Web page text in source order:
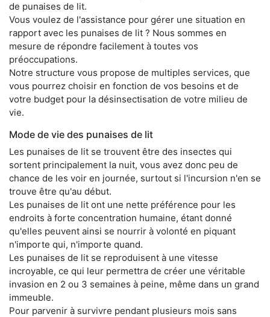
de punaises de lit.
Vous voulez de l'assistance pour gérer une situation en
rapport avec les punaises de lit ? Nous sommes en
mesure de répondre facilement à toutes vos
préoccupations.
Notre structure vous propose de multiples services, que
vous pourrez choisir en fonction de vos besoins et de
votre budget pour la désinsectisation de votre milieu de
vie.
Mode de vie des punaises de lit
Les punaises de lit se trouvent être des insectes qui
sortent principalement la nuit, vous avez donc peu de
chance de les voir en journée, surtout si l'incursion n'en se
trouve être qu'au début.
Les punaises de lit ont une nette préférence pour les
endroits à forte concentration humaine, étant donné
qu'elles peuvent ainsi se nourrir à volonté en piquant
n'importe qui, n'importe quand.
Les punaises de lit se reproduisent à une vitesse
incroyable, ce qui leur permettra de créer une véritable
invasion en 2 ou 3 semaines à peine, même dans un grand
immeuble.
Pour parvenir à survivre pendant plusieurs mois sans